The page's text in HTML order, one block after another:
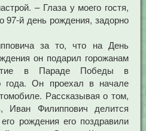
– Глаза у моего гостя,
97-й день рождения, задорно
за то, что на День
он подарил горожанам
в Параде Победы в
года. Он проехал в начале
Рассказывая о том,
Иван Филиппович делится
рождения его поздравили